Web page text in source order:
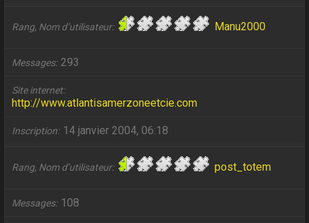
Rang, Nom d’utilisateur Manu2000
Messages 293
Site internet
http://www.atlantisamerzoneetcie.com
Inscription 14 janvier 2004, 06:18
Rang, Nom d’utilisateur post_totem
Messages 108